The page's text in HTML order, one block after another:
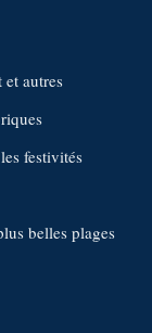
autres
festivités
belles plages